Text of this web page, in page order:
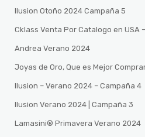
Ilusion Otoño 2024 Campaña 5
Cklass Venta Por Catalogo en USA
Andrea Verano 2024
Joyas de Oro, Que es Mejor
Ilusion – Verano 2024 – Campaña 4
Ilusion Verano 2024 | Campaña 3
Lamasini®️ Primavera Verano 2024